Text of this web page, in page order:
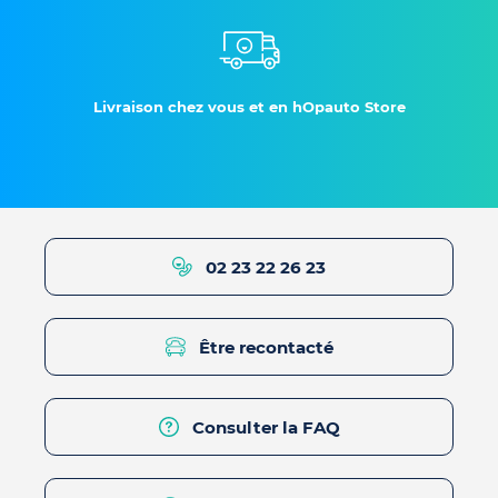
Livraison chez vous et en hOpauto Store
02 23 22 26 23
Être recontacté
Consulter la FAQ